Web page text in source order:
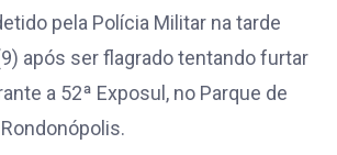
pela Polícia Militar na tarde
após ser flagrado tentando furtar
a 52ª Exposul, no Parque de